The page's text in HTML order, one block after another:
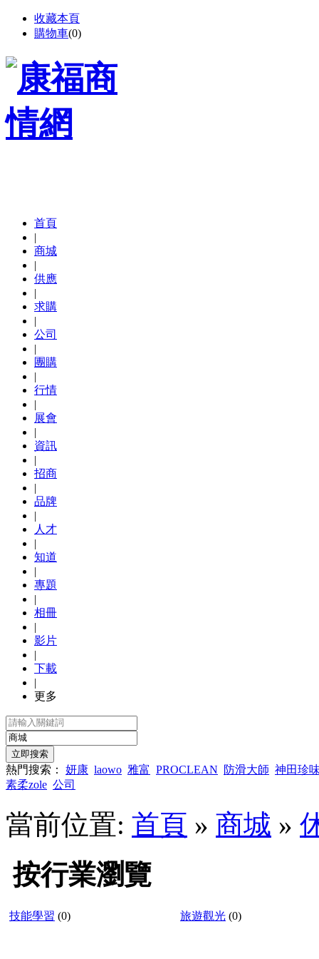
收藏本頁
購物車(0)
首頁
|
商城
|
供應
|
求購
|
公司
|
團購
|
行情
|
展會
|
資訊
|
招商
|
品牌
|
人才
|
知道
|
專題
|
相冊
|
影片
|
下載
|
更多
熱門搜索： 妍康 laowo 雅富 PROCLEAN 防滑大師 神田珍
素柔zole 公司
當前位置: 首頁 » 商城 »
按行業瀏覽
技能學習 (0) 旅遊觀光 (0)